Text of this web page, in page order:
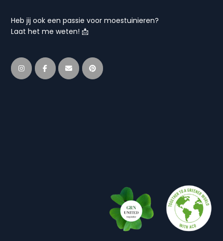
Heb jij ook een passie voor moestuinieren?
Laat het me weten! 📩